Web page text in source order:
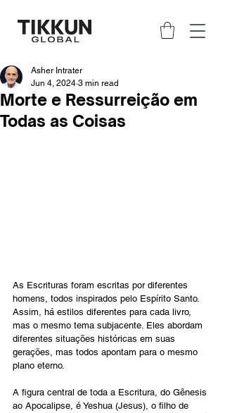
Morte e Ressurreição em
Todas as Coisas
Asher Intrater
Jun 4, 2024 3 min read
As Escrituras foram escritas por diferentes
homens, todos inspirados pelo Espírito Santo.
Assim, há estilos diferentes para cada livro,
mas o mesmo tema subjacente. Eles abordam
diferentes situações históricas em suas
gerações, mas todos apontam para o mesmo
plano eterno.
A figura central de toda a Escritura, do Gênesis
ao Apocalipse, é Yeshua (Jesus), o filho de